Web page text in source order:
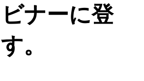
ナーに登
。